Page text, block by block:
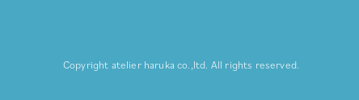
Copyright atelier haruka co.,ltd. All rights reserved.